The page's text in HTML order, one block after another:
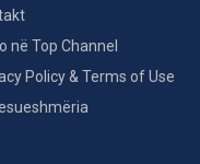
në Top Channel
Policy & Terms of Use